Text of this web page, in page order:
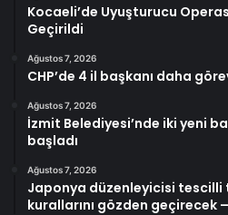
Kocaeli’de Uyuşturucu
Geçirildi
Ağustos 7, 2026
CHP’de 4 il başkanı daha
Ağustos 7, 2026
İzmit Belediyesi’nde iki yeni
başladı
Ağustos 7, 2026
Japonya düzenleyicisi
kurallarını gözden geçirecek